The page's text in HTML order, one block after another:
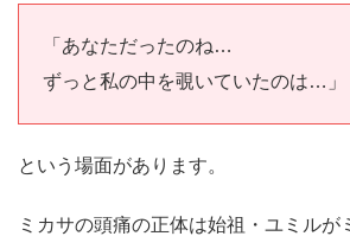
「あなただったのね…
ずっと私の中を覗いていたのは…」
という場面があります。
ミカサの頭痛の正体は始祖・ユミルが